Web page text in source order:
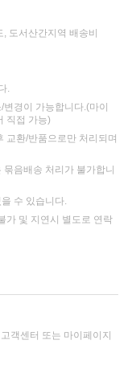
도서산간지역 배송비
.
경이 가능합니다.(마이
직접 가능)
교환/반품으로만 처리되며
음배송 처리가 불가합니
수 있습니다.
가 및 지연시 별도로 연락
객센터 또는 마이페이지